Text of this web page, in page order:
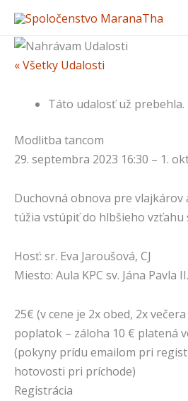
obsah
« Všetky Udalosti
Táto udalosť už prebehla.
Modlitba tancom
29. septembra 2023 16:30 – 1.
Duchovná obnova pre
túžia vstúpiť do hlbšieho vzťahu
Hosť: sr. Eva Jaroušová, CJ
Miesto: Aula KPC sv. Jána Pavla
25€ (v cene je 2x obed, 2x
poplatok – záloha 10 € platená
(pokyny prídu emailom pri
hotovosti pri príchode)
Registrácia